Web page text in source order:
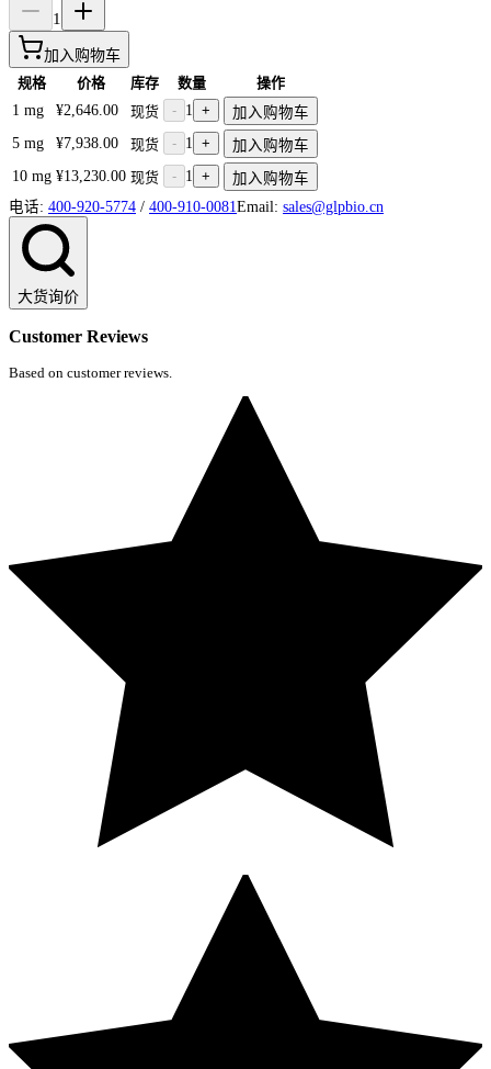
1
加入购物车
规格 价格 库存 数量
操作
1 mg
¥2,646.00 现货 - 1 +
加入购物车
5 mg
¥7,938.00 现货 - 1 +
加入购物车
10 mg ¥13,230.00 现货 - 1 +
加入购物车
电话: 400-920-5774 / 400-910-0081 Email: sales@glpbio.cn
大货询价
Customer Reviews
Based on customer reviews.